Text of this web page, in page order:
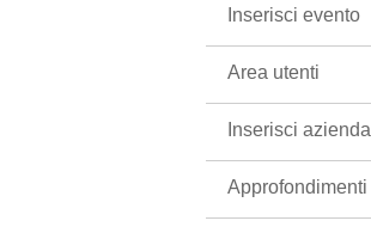
Inserisci evento
Area utenti
Inserisci azienda
Approfondimenti